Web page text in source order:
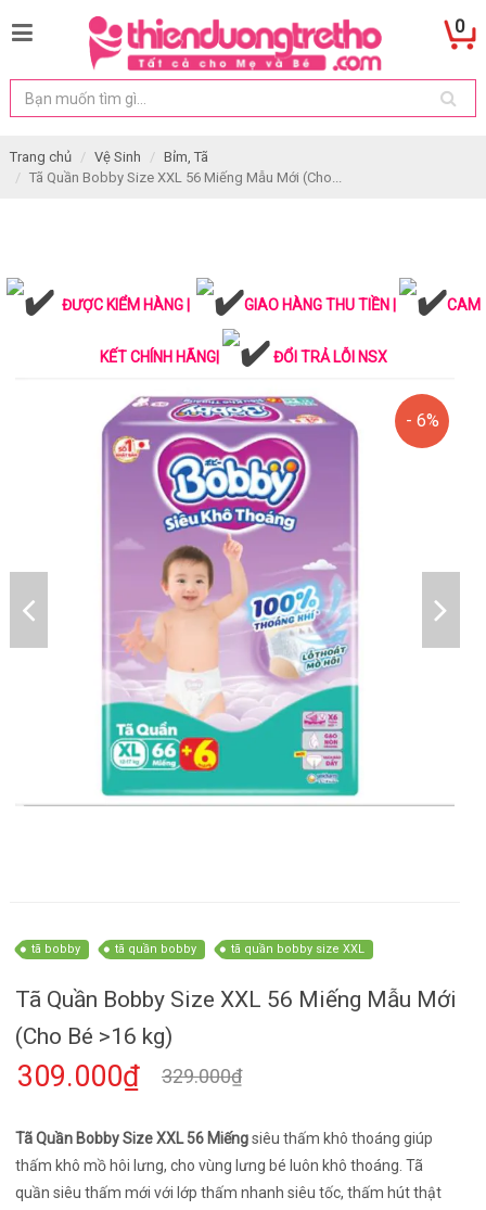
0
Trang chủ Vệ Sinh
Bỉm, Tã
Tã Quần Bobby Size XXL 56 Miếng Mẫu Mới (Cho...
ĐƯỢC KIỂM HÀNG | GIAO HÀNG THU TIỀN | CAM
KẾT CHÍNH HÃNG| ĐỔI TRẢ LỖI NSX
- 6%
tã bobby tã quần bobby tã quần bobby size XXL
Tã Quần Bobby Size XXL 56 Miếng Mẫu Mới
(Cho Bé >16 kg)
309.000₫ 329.000₫
Tã Quần Bobby Size XXL 56 Miếngsiêu thấm khô thoáng giúp
thấm khô mồ hôi lưng, cho vùng lưng bé luôn khô thoáng. Tã
quần siêu thấm mới với lớp thấm nhanh siêu tốc, thấm hút thật